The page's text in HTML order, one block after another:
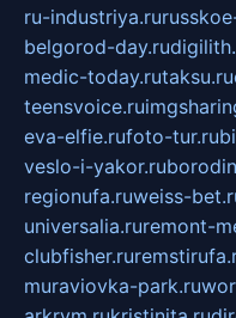
ru-industriya.ru
belgorod-day.ru
medic-today.rutaksu.ru
teensvoice.ru
eva-elfie.rufoto-tur.ru
veslo-i-yakor.ru
regionufa.ruweiss-
universalia.ruremont-
clubfisher.ru
muraviovka-park.ru